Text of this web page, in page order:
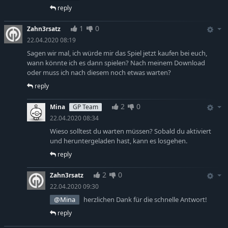
reply
Zahn3rsatz 1 0
22.04.2020 08:19
Sagen wir mal, ich würde mir das Spiel jetzt kaufen bei euch,
wann könnte ich es dann spielen? Nach meinem Download
oder muss ich nach diesem noch etwas warten?
reply
Mina GP Team 2 0
22.04.2020 08:34
Wieso solltest du warten müssen? Sobald du aktiviert
und heruntergeladen hast, kann es losgehen.
reply
Zahn3rsatz 2 0
22.04.2020 09:30
@Mina herzlichen Dank für die schnelle Antwort!
reply